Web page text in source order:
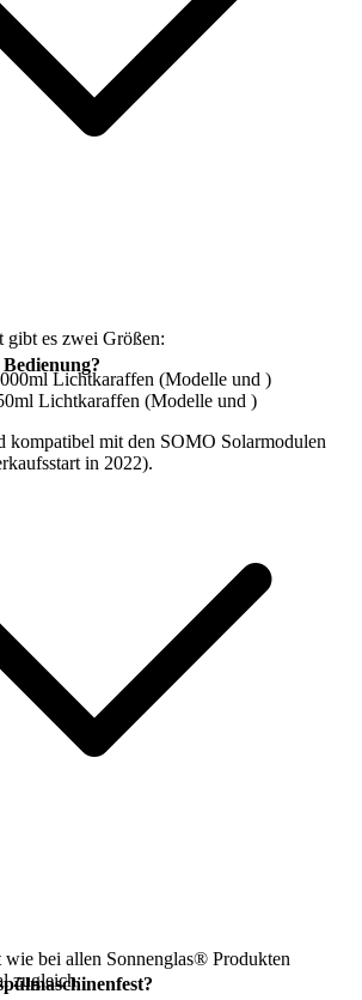
es zwei Größen:
Lichtkaraffen (Modelle und )
Lichtkaraffen (Modelle und )
kompatibel mit den SOMO Solarmodulen
in 2022).
wie bei allen Sonnenglas® Produkten
zugleich: